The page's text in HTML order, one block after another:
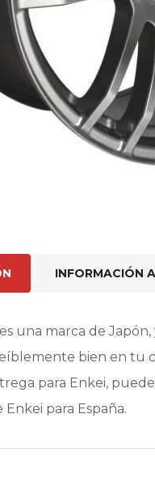
INFORMACIÓN
una marca de
bien en tu
para Enkei,
para España.